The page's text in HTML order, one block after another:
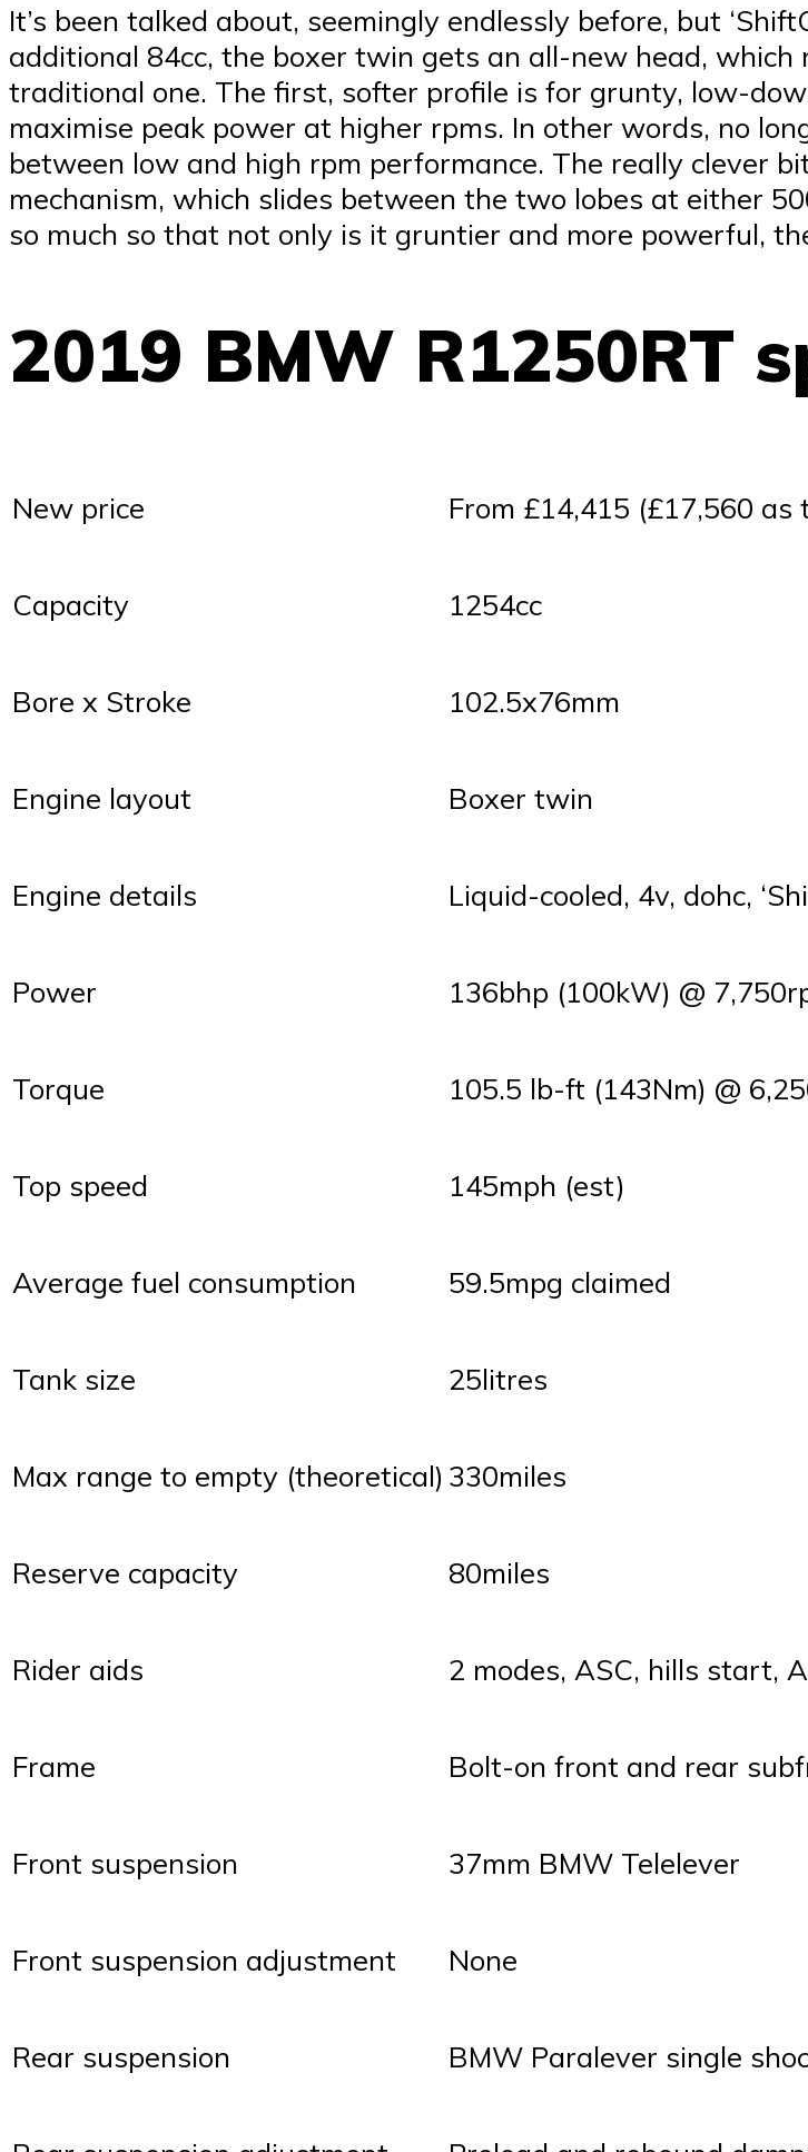
It’s been talked about, seemingly endlessly before, but
additional 84cc, the boxer twin gets an all-new head,
traditional one. The first, softer profile is for grunty, low-
maximise peak power at higher rpms. In other words, no
between low and high rpm performance. The really clever
mechanism, which slides between the two lobes at either
so much so that not only is it gruntier and more powerful,
2019 BMW R1250RT
New price From £14,415 (£17,560 as
Capacity 1254cc
Bore x Stroke 102.5x76mm
Engine layout Boxer twin
Engine details Liquid-cooled, 4v, dohc,
Power 136bhp (100kW) @
Torque 105.5 lb-ft (143Nm) @
Top speed 145mph (est)
Average fuel consumption 59.5mpg claimed
Tank size 25litres
Max range to empty (theoretical) 330miles
Reserve capacity 80miles
Rider aids 2 modes, ASC, hills start,
Frame Bolt-on front and rear
Front suspension 37mm BMW Telelever
Front suspension adjustment None
Rear suspension BMW Paralever single